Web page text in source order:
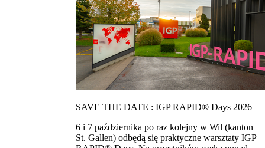
SAVE THE DATE : IGP RAPID® Days 2026
6 i 7 października po raz kolejny w Wil (kanton
St. Gallen) odbędą się praktyczne warsztaty IGP